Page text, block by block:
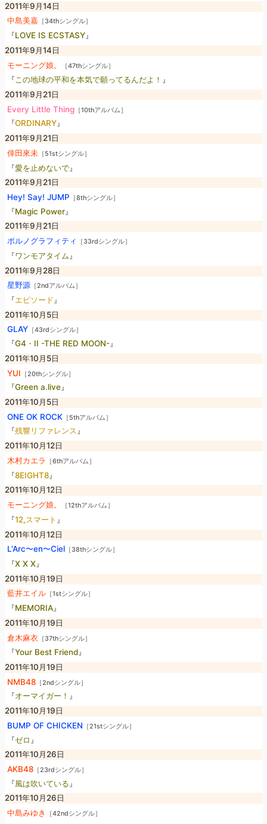
2011年9月14日
中島美嘉 ［34thシングル］
『LOVE IS ECSTASY』
2011年9月14日
モーニング娘。
［47thシングル］
『この地球の平和を本気で願ってるんだよ！ 』
2011年9月21日
Every Little Thing ［10thアルバム］
『ORDINARY』
2011年9月21日
倖田來未 ［51stシングル］
『愛を止めないで』
2011年9月21日
Hey! Say! JUMP
［8thシングル］
『Magic Power』
2011年9月21日
ポルノグラフィティ
［33rdシングル］
『ワンモアタイム 』
2011年9月28日
星野源 ［2ndアルバム］
『エピソード 』
2011年10月5日
GLAY ［43rdシングル］
『G4・II -THE RED MOON-』
2011年10月5日
YUI
［20thシングル］
『Green a.live』
2011年10月5日
ONE OK ROCK ［5thアルバム］
『残響リファレンス』
2011年10月12日
木村カエラ
［6thアルバム］
『8EIGHT8』
2011年10月12日
モーニング娘。
［12thアルバム］
『12,スマート 』
2011年10月12日
L'Arc〜en〜Ciel ［38thシングル］
『X X X』
2011年10月19日
藍井エイル ［1stシングル］
『MEMORIA』
2011年10月19日
倉木麻衣 ［37thシングル］
『Your Best Friend』
2011年10月19日
NMB48 ［2ndシングル］
『オーマイガー！ 』
2011年10月19日
BUMP OF CHICKEN
［21stシングル］
『ゼロ 』
2011年10月26日
AKB48 ［23rdシングル］
『風は吹いている 』
2011年10月26日
中島みゆき
［42ndシングル］